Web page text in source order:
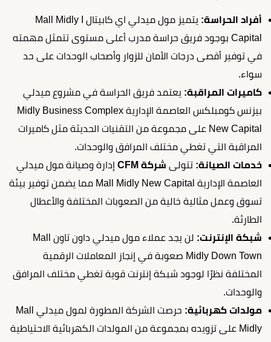
أفراد الحراسة:
يتميز مول ميدلي اي كابيتال Mall Midly I
Capital بوجود فريق حراسة مدرب أعلى مستوى تتمثل مهمته
في توفير أقصى درجات الأمان للزوار وأصحاب الوحدات على حد
سواء.
كاميرات المراقبة: يعتمد فريق الحراسة في مشروع ميدلي
بيزنس كومبلكس العاصمة الإدارية Midly Business Complex
New Capital على مجموعة من التقنيات الحديثة مثل كاميرات
المراقبة التي تغطي مختلف المرافق والوحدات.
خدمات الصيانة: تتولى شركة CFM
إدارة وصيانة مول ميدلي
العاصمة الإدارية Mall Midly New Capital مما يضمن توفير بيئة
تسوق وعمل مثالية خالية من الصعوبات المختلفة والأعطال
الطارئة.
شبكة الإنترنت:
لن يجد عملاء مول ميدلي داون تاون Mall
Midly Down Town صعوبة في إنجاز المعاملات الرقمية
المختلفة نظرًا لوجود شبكة إنترنت قوية تغطي مختلف المرافق
والوحدات.
مولدات كهربائية:
حرصت الشركة المطورة لمول ميدلي Mall
Midly على تزويده بمجموعة من المولدات الكهربائية الاحتياطية